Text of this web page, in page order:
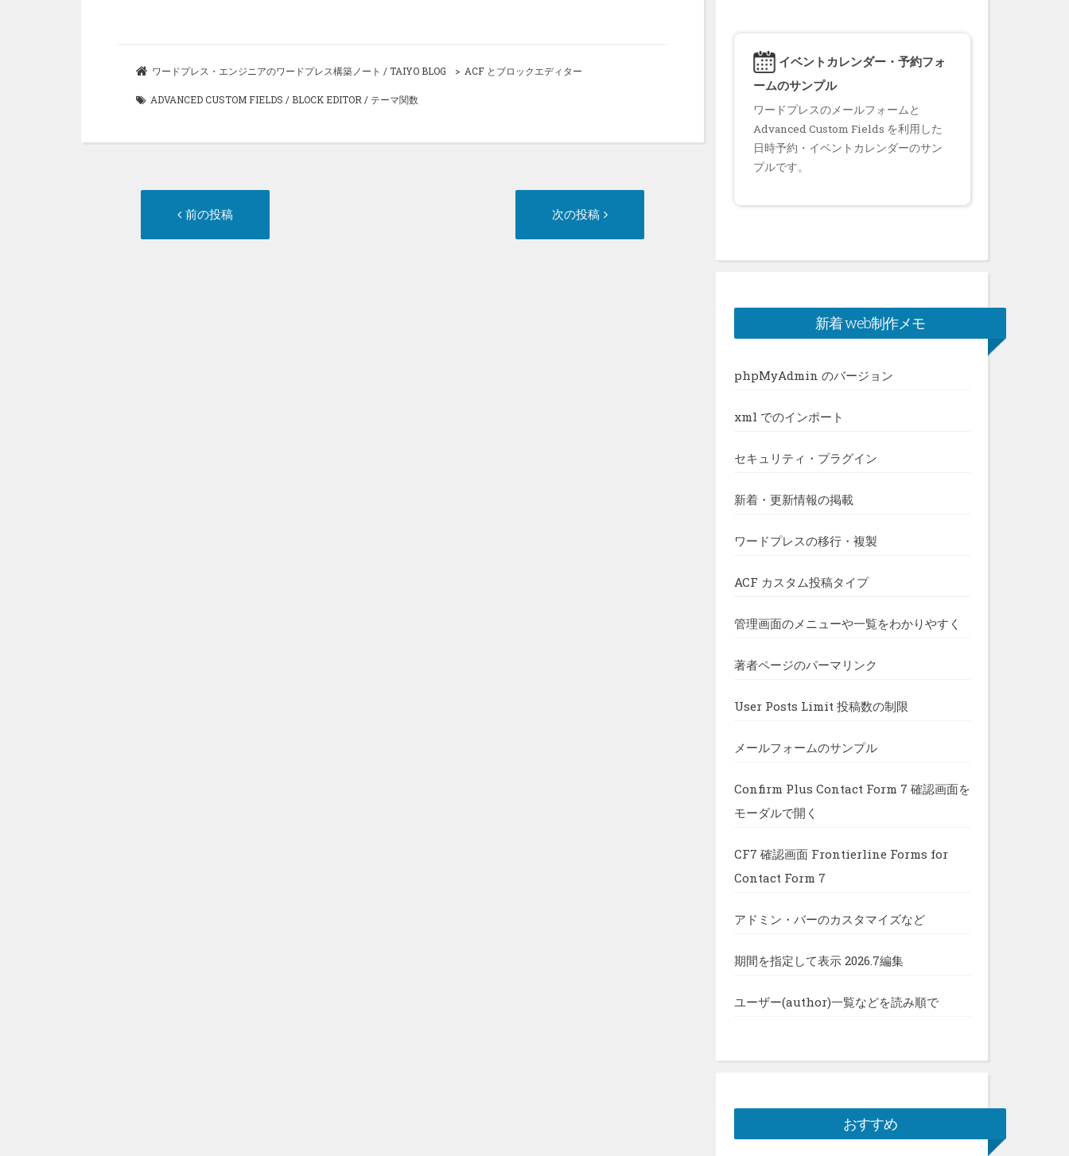
ワードプレス・エンジニアのワードプレス構築ノート / TAIYO BLOG ACF とブロックエディター
ADVANCED CUSTOM FIELDS / BLOCK EDITOR / テーマ関数
前の投稿 次の投稿
イベントカレンダー・予約フォ
ームのサンプル
ワードプレスのメールフォームと
Advanced Custom Fields を利用した
日時予約・イベントカレンダーのサン
プルです。
新着 web制作メモ
phpMyAdmin のバージョン
xml でのインポート
セキュリティ・プラグイン
新着・更新情報の掲載
ワードプレスの移行・複製
ACF カスタム投稿タイプ
管理画面のメニューや一覧をわかりやすく
著者ページのパーマリンク
User Posts Limit 投稿数の制限
メールフォームのサンプル
Confirm Plus Contact Form 7 確認画面を
モーダルで開く
CF7 確認画面 Frontierline Forms for
Contact Form 7
アドミン・バーのカスタマイズなど
期間を指定して表示 2026.7編集
ユーザー(author)一覧などを読み順で
おすすめ